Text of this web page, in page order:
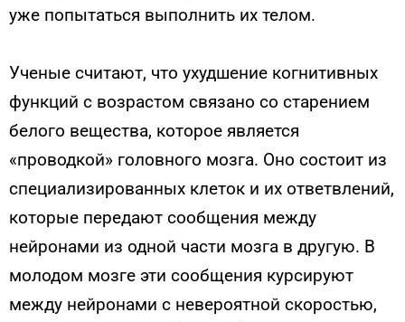
уже попытаться выполнить их телом.
Ученые считают, что ухудшение когнитивных
функций с возрастом связано со старением
белого вещества, которое является
«проводкой» головного мозга. Оно состоит из
специализированных клеток и их ответвлений,
которые передают сообщения между
нейронами из одной части мозга в другую. В
молодом мозге эти сообщения курсируют
между нейронами с невероятной скоростью,